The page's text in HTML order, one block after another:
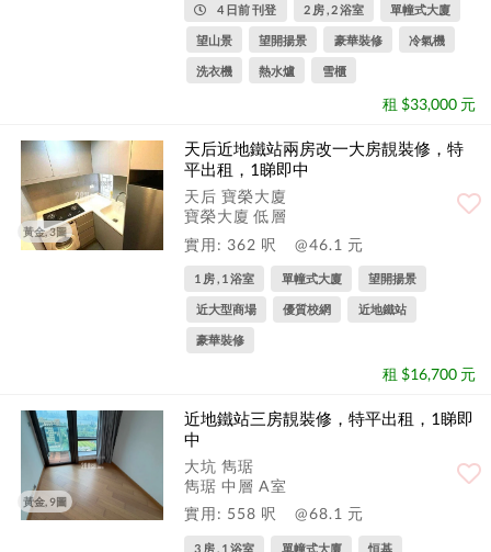
4 日前 刊登 2 房 , 2 浴室 單幢式大廈
望山景 望開揚景 豪華裝修 冷氣機
洗衣機 熱水爐 雪櫃
租 $33,000 元
黃金, 3圖
天后近地鐵站兩房改一大房靚裝修，特
平出租，1睇即中
天后 寶榮大廈
寶榮大廈 低層
實用: 362 呎
@46.1 元
1 房 , 1 浴室 單幢式大廈 望開揚景
近大型商場 優質校網 近地鐵站
豪華裝修
租 $16,700 元
黃金, 9圖
近地鐵站三房靚裝修，特平出租，1睇即
中
大坑 雋琚
雋琚 中層 A室
實用: 558 呎
@68.1 元
3 房 , 1 浴室 單幢式大廈 恒基